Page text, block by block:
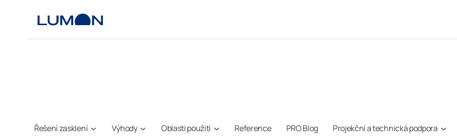
Řešení zasklení Výhody Oblasti použití Reference PRO Blog Projekční a technická podpora